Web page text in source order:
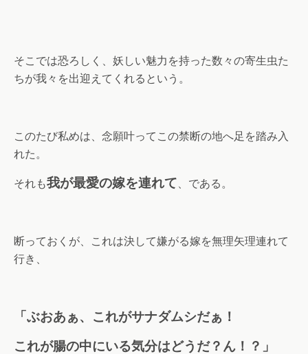
そこでは恐ろしく、妖しい魅力を持った数々の寄生虫た
ちが我々を出迎えてくれるという。
このたび私めは、念願叶ってこの禁断の地へ足を踏み入
れた。
それも我が最愛の嫁を連れて、である。
断っておくが、これは決して嫌がる嫁を無理矢理連れて
行き、
「ぶおあぁ、これがサナダムシだぁ！
これが腸の中にいる気分はどうだ？ん！？」